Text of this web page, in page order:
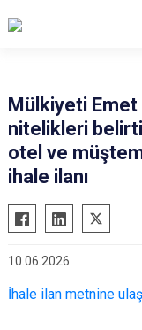
Altıntaş
Aslanapa
Domaniç
Mülkiyeti
nitelikleri
otel ve
ihale ilanı
10.06.2026
İhale ilan metnine